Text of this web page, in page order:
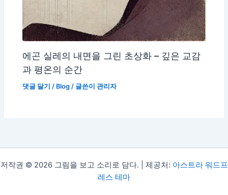
에곤 실레의 내면을 그린 초상화 – 깊은 교감
과 평온의 순간
댓글 달기 / Blog / 글쓴이관리자
저작권 © 2026 그림을 보고 소리로 담다. | 제공처: 아스트라 워드프
레스 테마